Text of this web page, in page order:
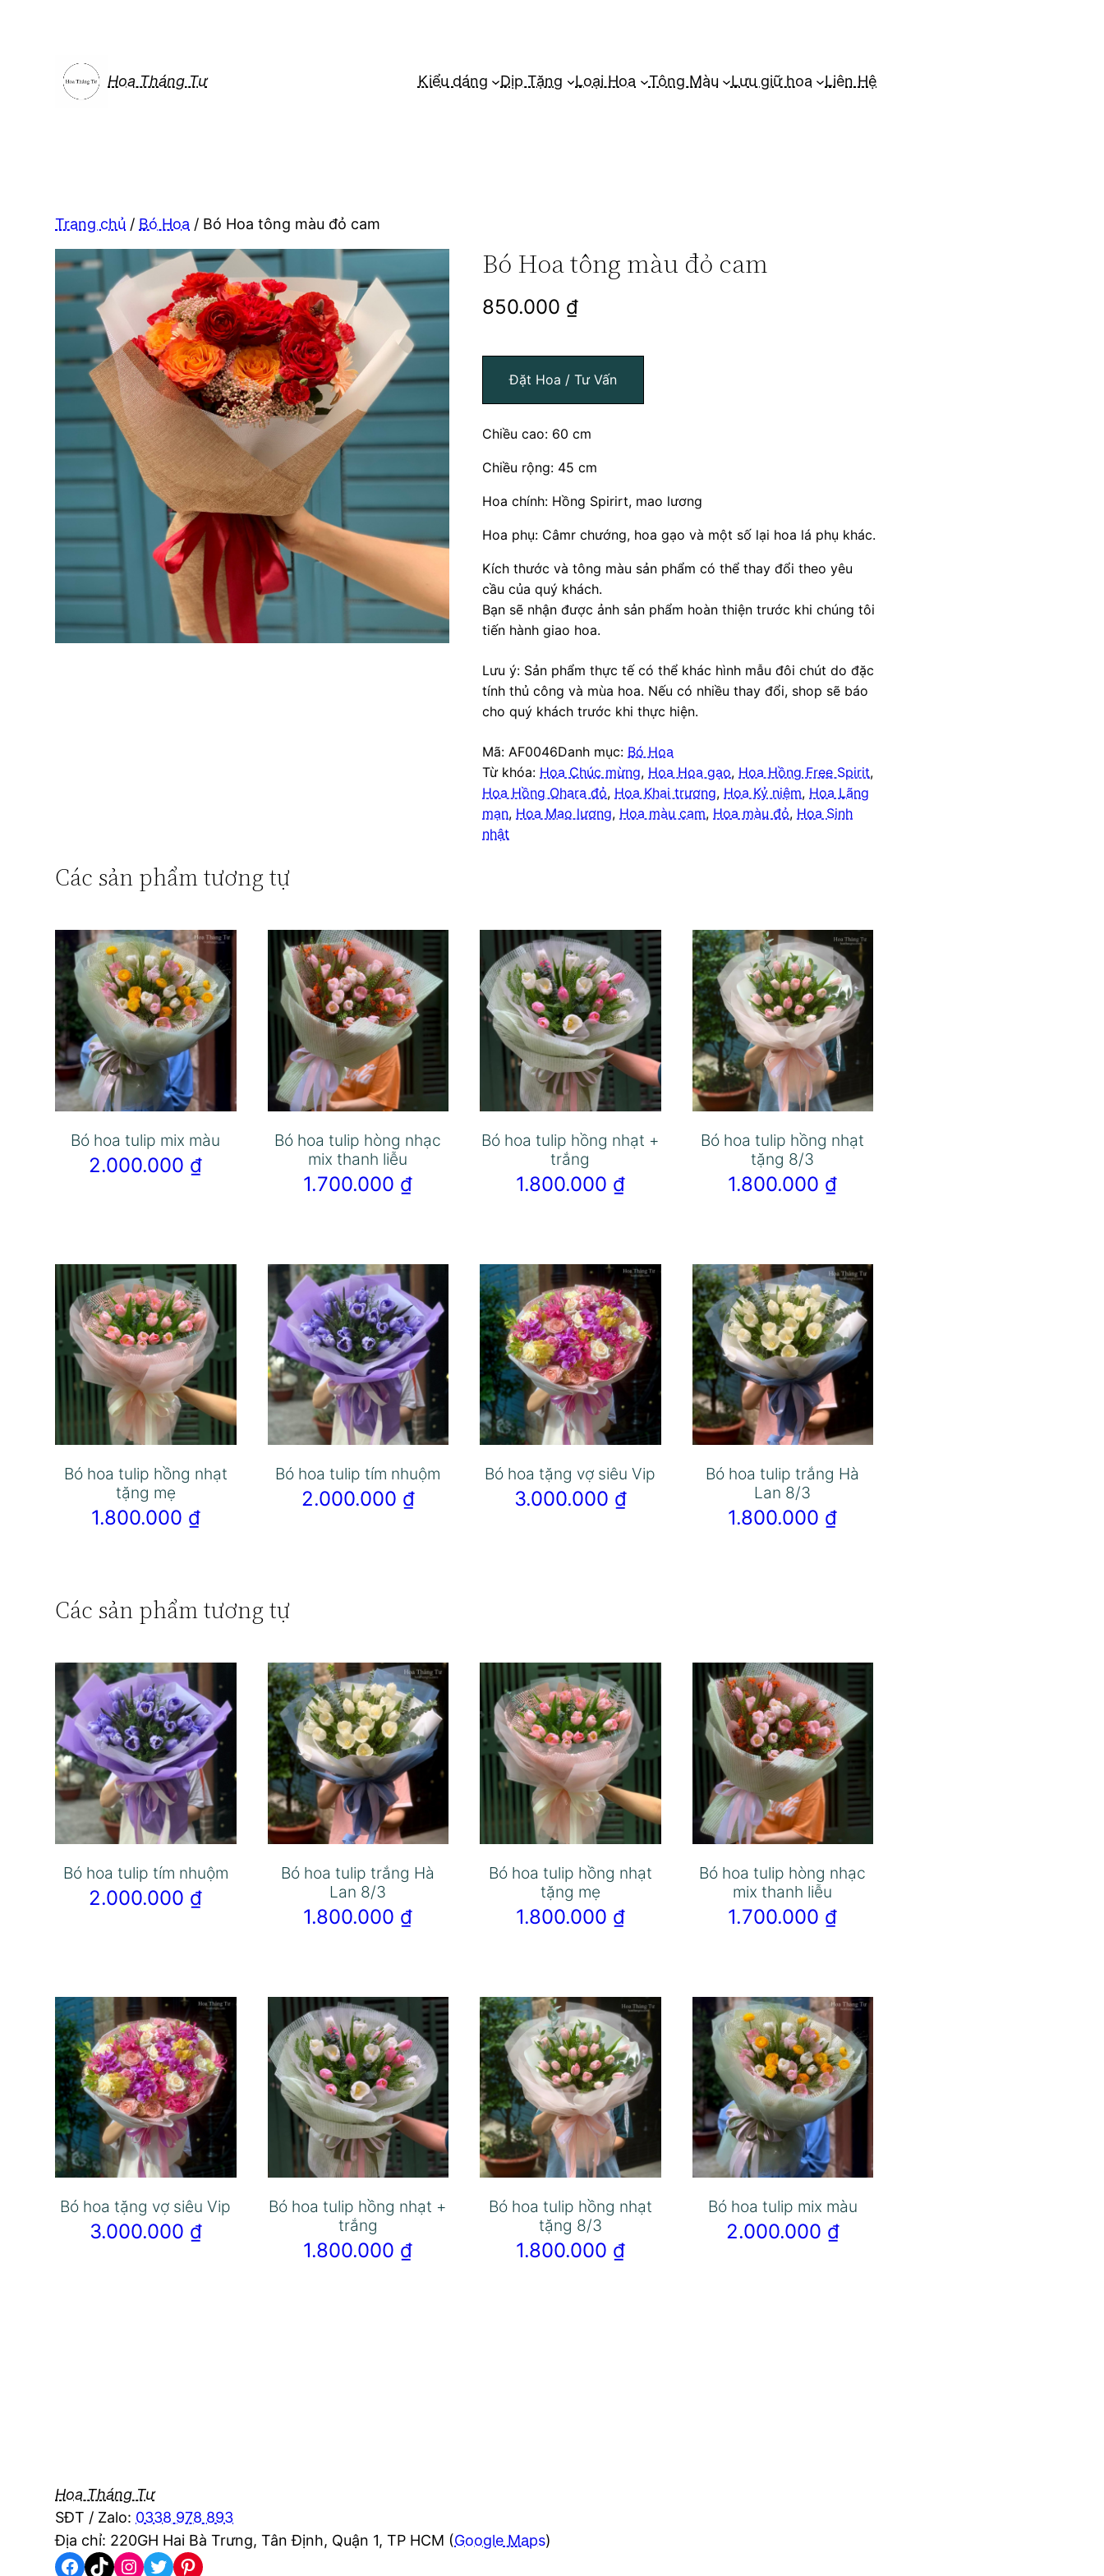
Hoa Tháng Tư Kiểu dáng Dịp Tặng Loại Hoa Tông Màu Lưu giữ hoa Liên Hệ
Trang chủ / Bó Hoa / Bó Hoa tông màu đỏ cam
Bó Hoa tông màu đỏ cam
850.000 ₫
Đặt Hoa / Tư Vấn
Chiều cao: 60 cm
Chiều rộng: 45 cm
Hoa chính: Hồng Spirirt, mao lương
Hoa phụ: Câmr chướng, hoa gạo và một số lại hoa lá phụ khác.
Kích thước và tông màu sản phẩm có thể thay đổi theo yêu
cầu của quý khách.
Bạn sẽ nhận được ảnh sản phẩm hoàn thiện trước khi chúng tôi
tiến hành giao hoa.
Lưu ý: Sản phẩm thực tế có thể khác hình mẫu đôi chút do đặc
tính thủ công và mùa hoa. Nếu có nhiều thay đổi, shop sẽ báo
cho quý khách trước khi thực hiện.
Mã:AF0046Danh mục: Bó Hoa
Từ khóa: Hoa Chúc mừng, Hoa Hoa gạo, Hoa Hồng Free Spirit,
Hoa Hồng Ohara đỏ, Hoa Khai trương, Hoa Kỷ niệm, Hoa Lãng
mạn, Hoa Mao lương, Hoa màu cam, Hoa màu đỏ, Hoa Sinh
nhật
Các sản phẩm tương tự
Bó hoa tulip mix màu
2.000.000 ₫
Bó hoa tulip hòng nhạc
mix thanh liễu
1.700.000 ₫
Bó hoa tulip hồng nhạt +
trắng
1.800.000 ₫
Bó hoa tulip hồng nhạt
tặng 8/3
1.800.000 ₫
Bó hoa tulip hồng nhạt
tặng mẹ
1.800.000 ₫
Bó hoa tulip tím nhuộm
2.000.000 ₫
Bó hoa tặng vợ siêu Vip
3.000.000 ₫
Bó hoa tulip trắng Hà
Lan 8/3
1.800.000 ₫
Các sản phẩm tương tự
Bó hoa tulip tím nhuộm
2.000.000 ₫
Bó hoa tulip trắng Hà
Lan 8/3
1.800.000 ₫
Bó hoa tulip hồng nhạt
tặng mẹ
1.800.000 ₫
Bó hoa tulip hòng nhạc
mix thanh liễu
1.700.000 ₫
Bó hoa tặng vợ siêu Vip
3.000.000 ₫
Bó hoa tulip hồng nhạt +
trắng
1.800.000 ₫
Bó hoa tulip hồng nhạt
tặng 8/3
1.800.000 ₫
Bó hoa tulip mix màu
2.000.000 ₫
Hoa Tháng Tư
SĐT / Zalo: 0338 978 893
Địa chỉ: 220GH Hai Bà Trưng, Tân Định, Quận 1, TP HCM (Google Maps)
Facebook
TikTokInstagram
TwitterPinterest